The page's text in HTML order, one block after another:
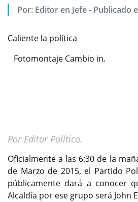
Por: Editor en Jefe - Publicado
Caliente la política
Fotomontaje Cambio in.
Por Editor Político.
Oficialmente a las 6:30 de la
de Marzo de 2015, el Partido
públicamente dará a conocer
Alcaldía por ese grupo será John